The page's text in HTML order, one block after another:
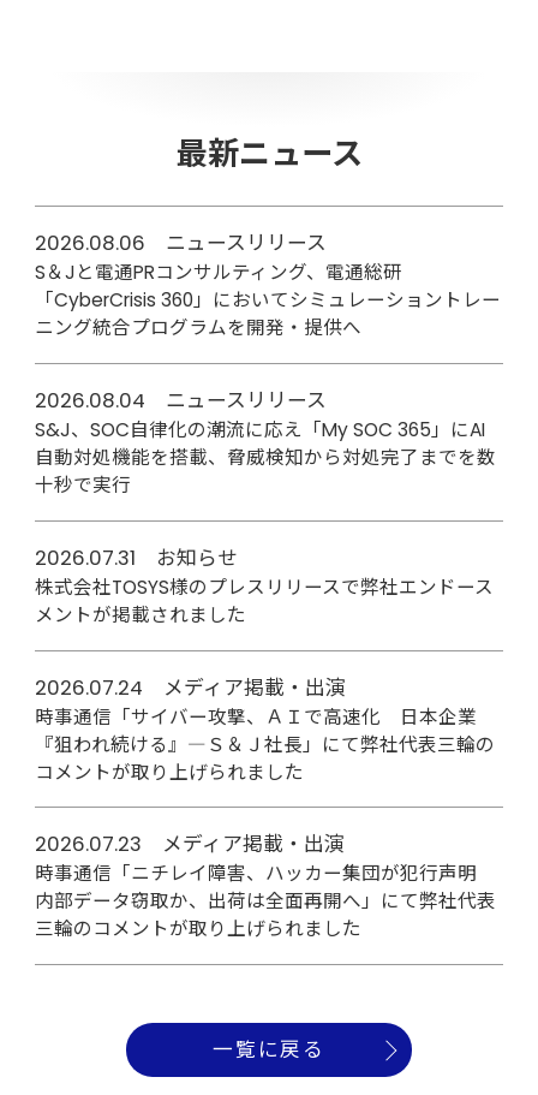
最新ニュース
2026.08.06 ニュースリリース
S＆Jと電通PRコンサルティング、電通総研
「CyberCrisis 360」においてシミュレーショントレー
ニング統合プログラムを開発・提供へ
2026.08.04 ニュースリリース
S&J、SOC自律化の潮流に応え「My SOC 365」にAI
自動対処機能を搭載、脅威検知から対処完了までを数
十秒で実行
2026.07.31 お知らせ
株式会社TOSYS様のプレスリリースで弊社エンドース
メントが掲載されました
2026.07.24 メディア掲載・出演
時事通信「サイバー攻撃、ＡＩで高速化 日本企業
『狙われ続ける』―Ｓ＆Ｊ社長」にて弊社代表三輪の
コメントが取り上げられました
2026.07.23 メディア掲載・出演
時事通信「ニチレイ障害、ハッカー集団が犯行声明
内部データ窃取か、出荷は全面再開へ」にて弊社代表
三輪のコメントが取り上げられました
一覧に戻る